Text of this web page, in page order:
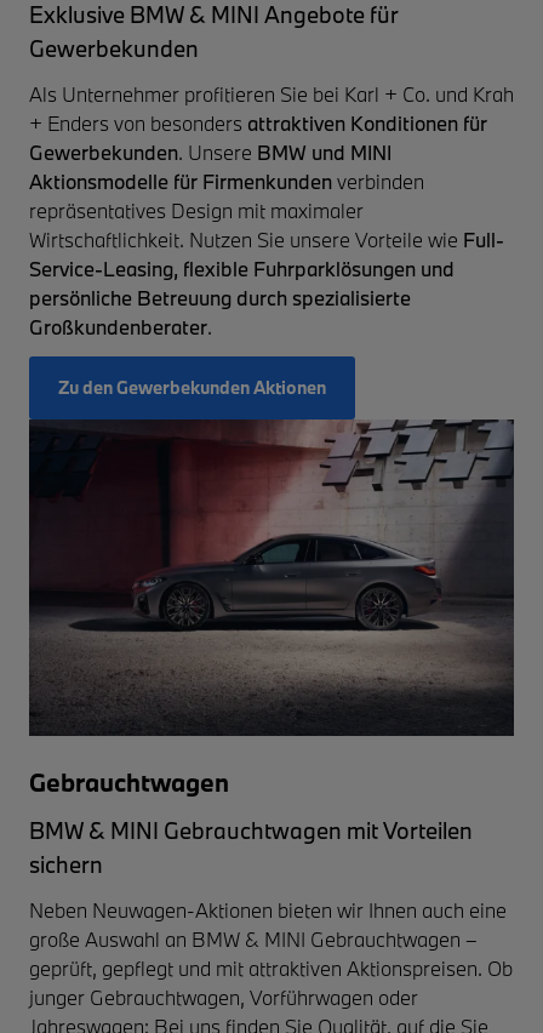
Exklusive BMW & MINI Angebote für
Gewerbekunden
Als Unternehmer profitieren Sie bei Karl + Co. und Krah
+ Enders von besonders attraktiven Konditionen für
Gewerbekunden. Unsere BMW und MINI
Aktionsmodelle für Firmenkundenverbinden
repräsentatives Design mit maximaler
Wirtschaftlichkeit. Nutzen Sie unsere Vorteile wie Full-
Service-Leasing, flexible Fuhrparklösungen und
persönliche Betreuung durch spezialisierte
Großkundenberater.
Zu den Gewerbekunden Aktionen
Gebrauchtwagen
BMW & MINI Gebrauchtwagen mit Vorteilen
sichern
Neben Neuwagen-Aktionen bieten wir Ihnen auch eine
große Auswahl an BMW & MINI Gebrauchtwagen –
geprüft, gepflegt und mit attraktiven Aktionspreisen. Ob
junger Gebrauchtwagen, Vorführwagen oder
Jahreswagen: Bei uns finden Sie Qualität, auf die Sie